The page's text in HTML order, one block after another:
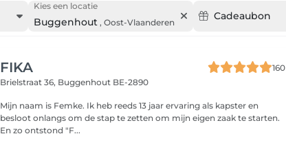
Kies een locatie
Buggenhout , Oost-Vlaanderen
Cadeaubon
FIKA
160
Brielstraat 36, Buggenhout BE-2890
Mijn naam is Femke. Ik heb reeds 13 jaar ervaring als kapster en
besloot onlangs om de stap te zetten om mijn eigen zaak te starten.
En zo ontstond "F...